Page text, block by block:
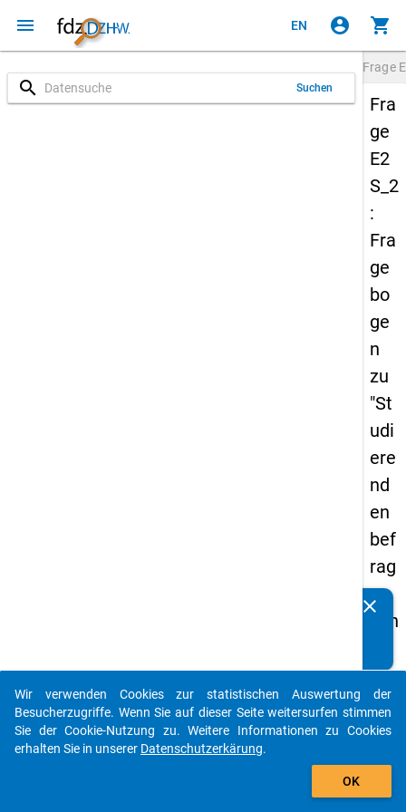
menu EN account_circle shopping_cart
search Suchen
Frage
Fra
ge
E2
S_2
:
Fra
ge
bo
ge
n
zu
"St
udi
ere
nd
en
bef
rag
un
g in
uts
chl
an
clear
auto_stories
add_shopping_cart
Wir verwenden Cookies zur statistischen Auswertung der
Besucherzugriffe. Wenn Sie auf dieser Seite weitersurfen stimmen
Sie der Cookie-Nutzung zu. Weitere Informationen zu Cookies
erhalten Sie in unserer Datenschutzerkärung.
OK